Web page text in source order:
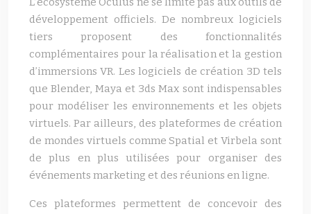
développement officiels. De nombreux logiciels
tiers proposent des fonctionnalités
complémentaires pour la réalisation et la gestion
d’immersions VR. Les logiciels de création 3D tels
que Blender, Maya et 3ds Max sont indispensables
pour modéliser les environnements et les objets
virtuels. Par ailleurs, des plateformes de création
de mondes virtuels comme Spatial et Virbela sont
de plus en plus utilisées pour organiser des
événements marketing et des réunions en ligne.
Ces plateformes permettent de concevoir des